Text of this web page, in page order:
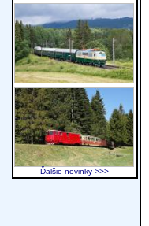
Ďalšie novinky >>>